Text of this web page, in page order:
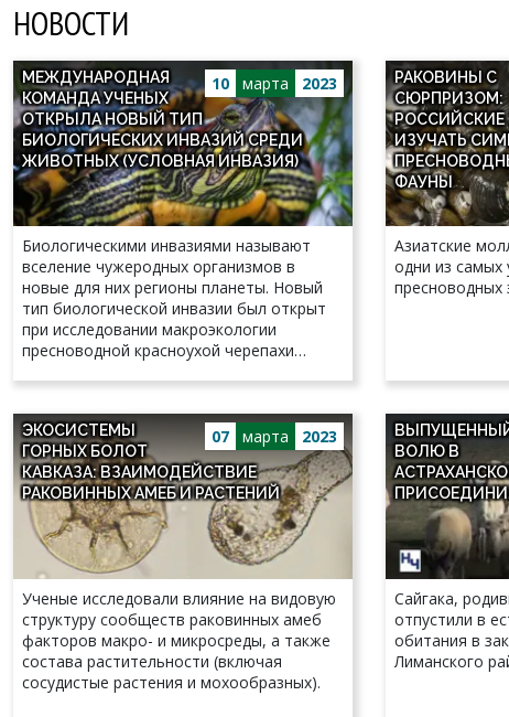
НОВОСТИ
10 марта 2023
МЕЖДУНАРОДНАЯ
КОМАНДА УЧЕНЫХ
ОТКРЫЛА НОВЫЙ ТИП
БИОЛОГИЧЕСКИХ ИНВАЗИЙ СРЕДИ
ЖИВОТНЫХ (УСЛОВНАЯ ИНВАЗИЯ)
Биологическими инвазиями называют
вселение чужеродных организмов в
новые для них регионы планеты. Новый
тип биологической инвазии был открыт
при исследовании макроэкологии
пресноводной красноухой черепахи
которой – водоемы Северной Америки.
РАКОВИНЫ С
СЮРПРИЗОМ:
ИЗУЧАТЬ
ФАУНЫ
Азиатские
одни из самых
пресноводных
07 марта 2023
ЭКОСИСТЕМЫ
ГОРНЫХ БОЛОТ
КАВКАЗА: ВЗАИМОДЕЙСТВИЕ
РАКОВИННЫХ АМЕБ И РАСТЕНИЙ
Ученые исследовали влияние на видовую
структуру сообществ раковинных амеб
факторов макро- и микросреды, а также
состава растительности (включая
сосудистые растения и мохообразных).
ВОЛЮ В
Сайгака,
отпустили в
обитания в
Лиманского